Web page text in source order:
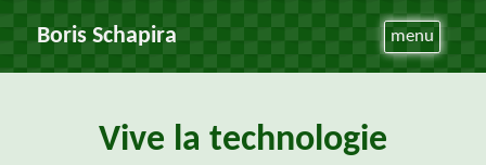
Boris Schapira menu
Vive la technologie